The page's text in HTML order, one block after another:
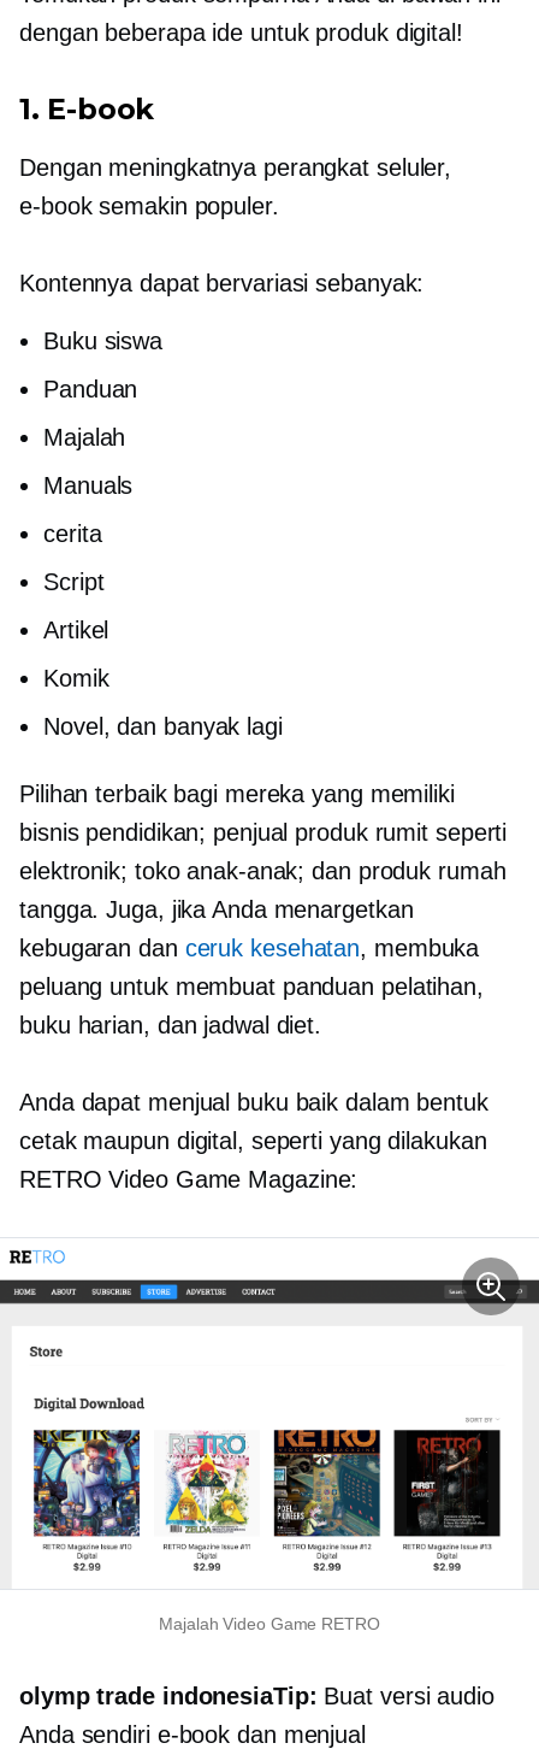
dengan beberapa ide untuk produk digital!
1. E-book
Dengan meningkatnya perangkat seluler,
e-booksemakin populer.
Kontennya dapat bervariasi sebanyak:
Buku siswa
Panduan
Majalah
Manuals
cerita
Script
Artikel
Komik
Novel, dan banyak lagi
Pilihan terbaik bagi mereka yang memiliki
bisnis pendidikan; penjual produk rumit seperti
elektronik; toko anak-anak; dan produk rumah
tangga. Juga, jika Anda menargetkan
kebugaran dan ceruk kesehatan, membuka
peluang untuk membuat panduan pelatihan,
buku harian, dan jadwal diet.
Anda dapat menjual buku baik dalam bentuk
cetak maupun digital, seperti yang dilakukan
RETRO Video Game Magazine:
Majalah Video Game RETRO
olymp trade indonesiaTip: Buat versi audio
Anda sendiri e-book dan menjual